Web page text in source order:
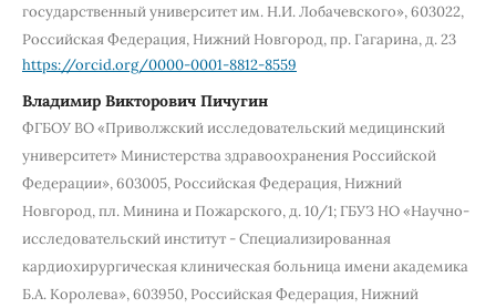
государственный университет им. Н.И. Лобачевского», 603022,
Российская Федерация, Нижний Новгород, пр. Гагарина, д. 23
https://orcid.org/0000-0001-8812-8559
Владимир Викторович Пичугин
ФГБОУ ВО «Приволжский исследовательский медицинский
университет» Министерства здравоохранения Российской
Федерации», 603005, Российская Федерация, Нижний
Новгород, пл. Минина и Пожарского, д. 10/1; ГБУЗ НО «Научно-
исследовательский институт - Специализированная
кардиохирургическая клиническая больница имени академика
Б.А. Королева», 603950, Российская Федерация, Нижний